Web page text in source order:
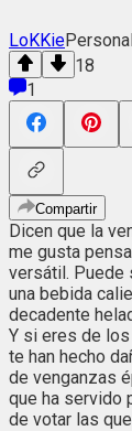
LoKKie
18
1
Compartir
Dicen que la
me gusta
versátil. Puede
una bebida
decadente
Y si eres de
te han hecho
de venganzas
que ha servido
de votar las